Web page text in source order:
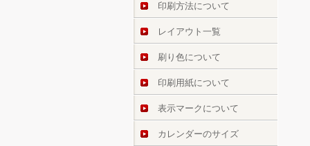
印刷方法について
レイアウト一覧
刷り色について
印刷用紙について
表示マークについて
カレンダーのサイズ